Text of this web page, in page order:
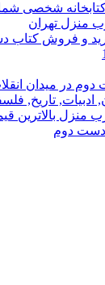
شخصی
منزل تهران
و فروش کتاب
در میدان
ادبیات, تاریخ,
منزل بالاترین
دست دوم